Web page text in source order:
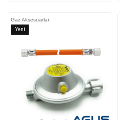
Gaz Aksesuarları
Yeni